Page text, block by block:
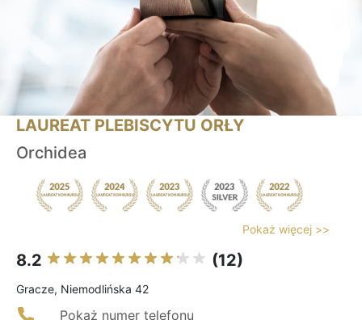
LAUREAT PLEBISCYTU ORŁY
Orchidea
Pokaż więcej >>
8.2 (12)
Gracze, Niemodlińska 42
Pokaż numer telefonu